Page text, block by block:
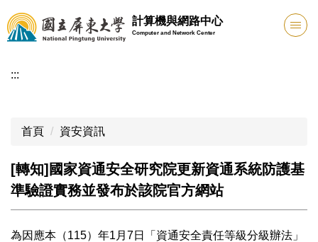
跳
到
主
內
計算機與網路中心
Computer and Network Center
:::
首頁 資安資訊
[轉知]國家資通安全研究院更新資通系統防護基
準驗證實務並發布於該院官方網站
為因應本（115）年1月7日「資通安全責任等級分級辦法」